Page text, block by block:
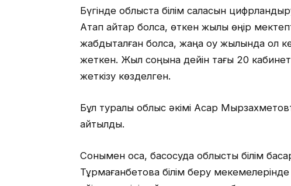
Бүгінде облыста білім саласын
Атап айтар болсақ, өткен жылы өңір
жабдықталған болса, жаңа оқу жылында ол
жеткен. Жыл соңына дейін тағы 20 кабинет
жеткізу көзделген.
Бұл туралы облыс әкімі Асқар
айтылды.
Сонымен қоса, басқосуда облыстық білім
Тұрмағанбетова білім беру